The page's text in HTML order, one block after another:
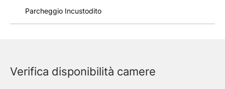
Verifica disponibilità camere
Parcheggio Incustodito